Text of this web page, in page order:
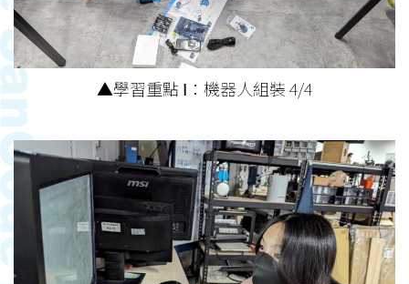
▲學習重點 Ⅰ：機器人組裝 4/4